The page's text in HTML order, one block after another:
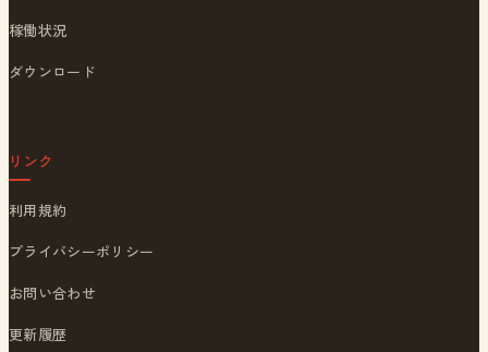
稼働状況
ダウンロード
リンク
利用規約
プライバシーポリシー
お問い合わせ
更新履歴